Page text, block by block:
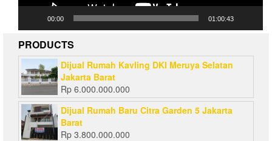
00:00 01:00:43
PRODUCTS
Dijual Rumah Kavling DKI Meruya Selatan
Jakarta Barat
Rp 6.000.000.000
Dijual Rumah Baru Citra Garden 5 Jakarta
Barat
Rp 3.800.000.000